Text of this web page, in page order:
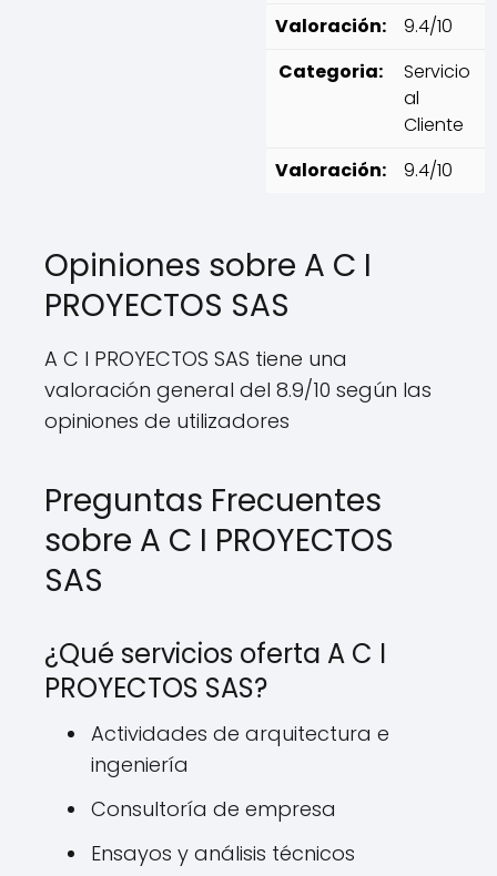
Valoración:
9.4/10
Categoria:
Servicio
al
Cliente
Valoración:
9.4/10
Opiniones sobre A C I
PROYECTOS SAS
A C I PROYECTOS SAS tiene una
valoración general del 8.9/10 según las
opiniones de utilizadores
Preguntas Frecuentes
sobre A C I PROYECTOS
SAS
¿Qué servicios oferta A C I
PROYECTOS SAS?
Actividades de arquitectura e
ingeniería
Consultoría de empresa
Ensayos y análisis técnicos